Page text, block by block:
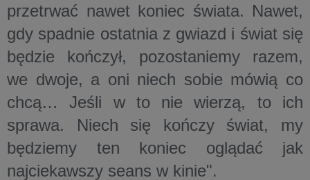
przetrwać nawet koniec świata. Nawet,
gdy spadnie ostatnia z gwiazd i świat się
będzie kończył, pozostaniemy razem,
we dwoje, a oni niech sobie mówią co
chcą… Jeśli w to nie wierzą, to ich
sprawa. Niech się kończy świat, my
będziemy ten koniec oglądać jak
najciekawszy seans w kinie".